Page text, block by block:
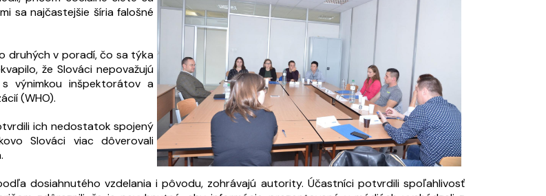
sa najčastejšie šíria falošné
druhých v poradí, čo sa týka
že Slováci nepovažujú
výnimkou inšpektorátov a
(WHO).
ich nedostatok spojený
Slováci viac dôverovali
dosiahnutého vzdelania i pôvodu, zohrávajú autority. Účastníci potvrdili spoľahlivosť